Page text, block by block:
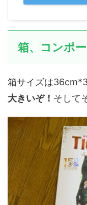
箱、コンポ
箱サイズは
大きいぞ！ そして